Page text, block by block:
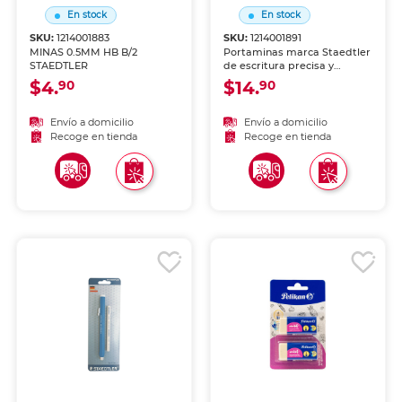
En stock
SKU:1214001883
MINAS 0.5MM HB B/2
STAEDTLER
$4.90
Envío a domicilio
Recoge en tienda
En stock
SKU: 1214001891
Portaminas marca Staedtler
de escritura precisa y
duradera. Mecanismo de
avance suave, agarre
minas estándar.
$14.90
Envío a domicilio
Recoge en tienda